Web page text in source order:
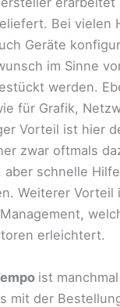
Bei vielen
Geräte
im Sinne
werden.
für Grafik,
Vorteil ist hier
zwar oftmals
aber schnelle
Weiterer Vorteil
erleichtert.
ist
mit der